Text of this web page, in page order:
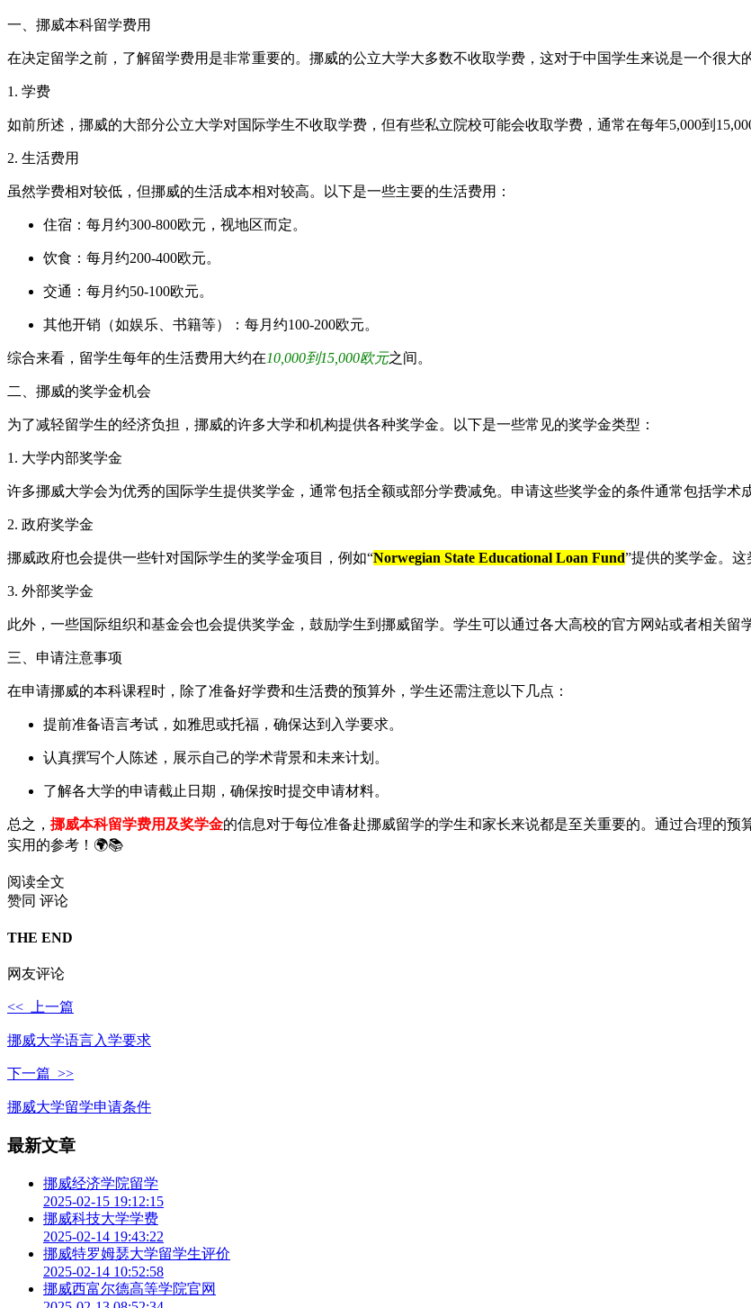
一、挪威本科留学费用
在决定留学之前，了解留学费用是非常重要的。挪威的公立大学大多数不收取学费，这对于中国学生来说是一个很大
1. 学费
如前所述，挪威的大部分公立大学对国际学生不收取学费，但有些私立院校可能会收取学费，通常在每年5,000到
2. 生活费用
虽然学费相对较低，但挪威的生活成本相对较高。以下是一些主要的生活费用：
住宿：每月约300-800欧元，视地区而定。
饮食：每月约200-400欧元。
交通：每月约50-100欧元。
其他开销（如娱乐、书籍等）：每月约100-200欧元。
综合来看，留学生每年的生活费用大约在10,000到15,000欧元之间。
二、挪威的奖学金机会
为了减轻留学生的经济负担，挪威的许多大学和机构提供各种奖学金。以下是一些常见的奖学金类型：
1. 大学内部奖学金
许多挪威大学会为优秀的国际学生提供奖学金，通常包括全额或部分学费减免。申请这些奖学金的条件通常包括学术
2. 政府奖学金
挪威政府也会提供一些针对国际学生的奖学金项目，例如“Norwegian State Educational Loan Fund”提供的奖学金。
3. 外部奖学金
此外，一些国际组织和基金会也会提供奖学金，鼓励学生到挪威留学。学生可以通过各大高校的官方网站或者相关留
三、申请注意事项
在申请挪威的本科课程时，除了准备好学费和生活费的预算外，学生还需注意以下几点：
提前准备语言考试，如雅思或托福，确保达到入学要求。
认真撰写个人陈述，展示自己的学术背景和未来计划。
了解各大学的申请截止日期，确保按时提交申请材料。
总之， 挪威本科留学费用及奖学金的信息对于每位准备赴挪威留学的学生和家长来说都是至关重要的。通过合理的
实用的参考！🌍📚
阅读全文
赞同 评论
THE END
网友评论
<< 上一篇
挪威大学语言入学要求
下一篇 >>
挪威大学留学申请条件
最新文章
挪威经济学院留学
2025-02-15 19:12:15
挪威科技大学学费
2025-02-14 19:43:22
挪威特罗姆瑟大学留学生评价
2025-02-14 10:52:58
挪威西富尔德高等学院官网